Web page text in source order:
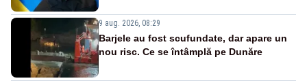
9 aug. 2026, 08:29
Barjele au fost scufundate, dar apare un
nou risc. Ce se întâmplă pe Dunăre